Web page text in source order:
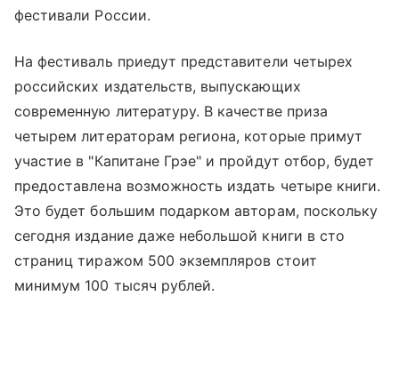
фестивали России.
На фестиваль приедут представители четырех
российских издательств, выпускающих
современную литературу. В качестве приза
четырем литераторам региона, которые примут
участие в "Капитане Грэе" и пройдут отбор, будет
предоставлена возможность издать четыре книги.
Это будет большим подарком авторам, поскольку
сегодня издание даже небольшой книги в сто
страниц тиражом 500 экземпляров стоит
минимум 100 тысяч рублей.